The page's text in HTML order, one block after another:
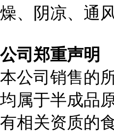
燥、阴凉、通
公司郑重声明
本公司销售的
均属于半成品
有相关资质的